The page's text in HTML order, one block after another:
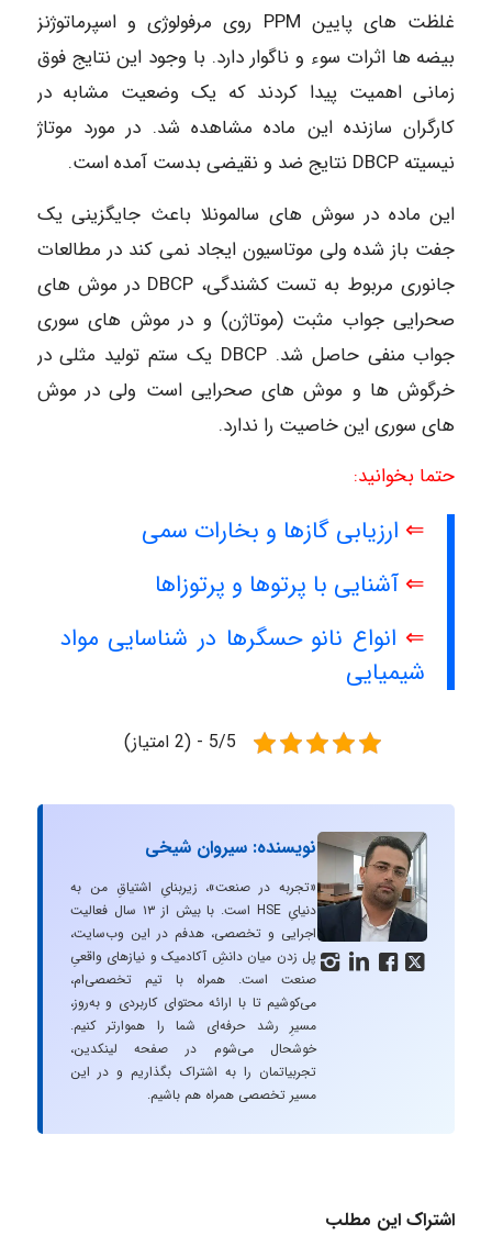
غلظت های پایین PPM روی مرفولوژی و اسپرماتوژنز
بیضه ها اثرات سوء و ناگوار دارد. با وجود این نتایج فوق
زمانی اهمیت پیدا کردند که یک وضعیت مشابه در
کارگران سازنده این ماده مشاهده شد. در مورد موتاژ
نیسیته DBCP نتایج ضد و نقیضی بدست آمده است.
این ماده در سوش های سالمونلا باعث جایگزینی یک
جفت باز شده ولی موتاسیون ایجاد نمی کند در مطالعات
جانوری مربوط به تست کشندگی، DBCP در موش های
صحرایی جواب مثبت (موتاژن) و در موش های سوری
جواب منفی حاصل شد. DBCP یک ستم تولید مثلی در
خرگوش ها و موش های صحرایی است ولی در موش
های سوری این خاصیت را ندارد.
حتما بخوانید:
⇐ ارزیابی گازها و بخارات سمی
⇐ آشنایی با پرتوها و پرتوزاها
⇐ انواع نانو حسگرها در شناسایی مواد
شیمیایی
5/5 - (2 امتیاز)
   
نویسنده: سیروان شیخی
«تجربه در صنعت»، زیربنایِ اشتیاقِ من به
دنیایِ HSE است. با بیش از ۱۳ سال فعالیت
اجرایی و تخصصی، هدفم در این وب‌سایت،
پل زدن میان دانشِ آکادمیک و نیازهای واقعیِ
صنعت است. همراه با تیم تخصصی‌ام،
می‌کوشیم تا با ارائه محتوای کاربردی و به‌روز،
مسیرِ رشد حرفه‌ای شما را هموارتر کنیم.
خوشحال می‌شوم در صفحه لینکدین،
تجربیاتمان را به اشتراک بگذاریم و در این
مسیر تخصصی همراه هم باشیم.
اشتراک این مطلب